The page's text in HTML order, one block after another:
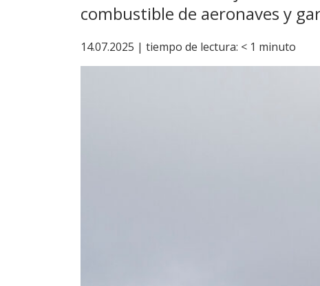
combustible de aeronaves y
14.07.2025 | tiempo de lectura: < 1 minuto